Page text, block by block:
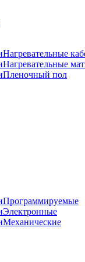
Нагревательные
Нагревательные
Пленочный пол
Программируемые
Электронные
Механические